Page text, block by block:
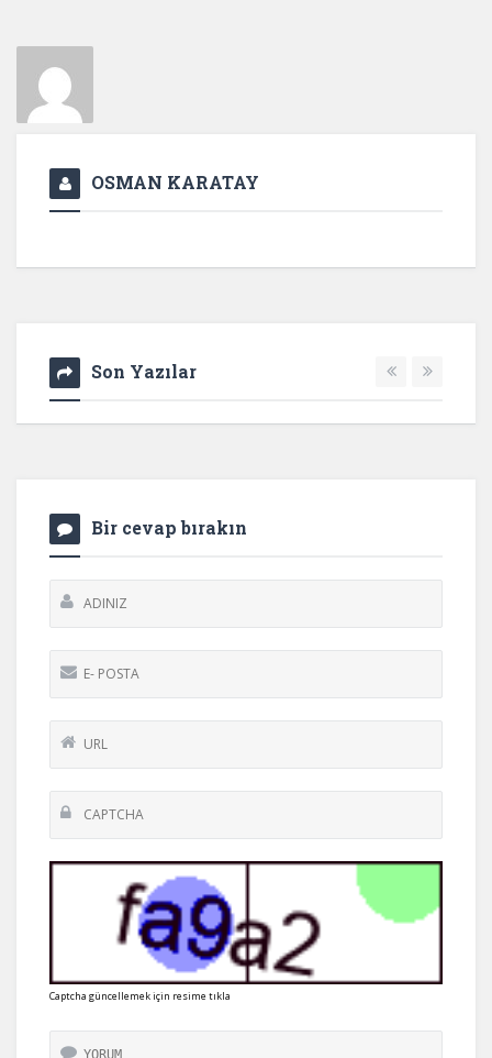
OSMAN KARATAY
Son Yazılar
Bir cevap bırakın
Captcha güncellemek için resime tıkla